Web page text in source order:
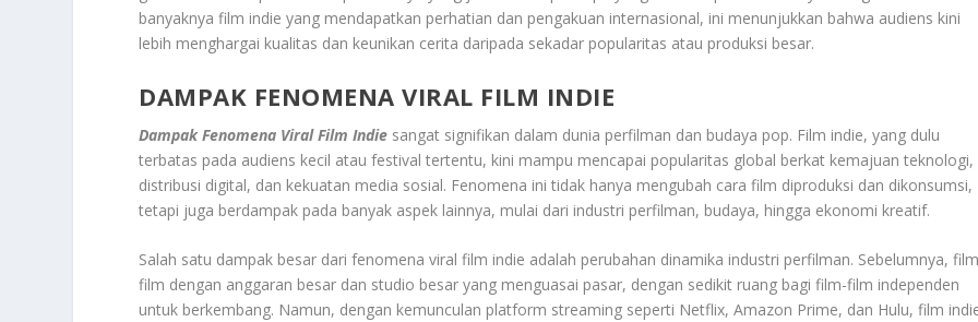
banyaknya film indie yang mendapatkan perhatian dan pengakuan internasional, ini menunjukkan bahwa audiens kini
lebih menghargai kualitas dan keunikan cerita daripada sekadar popularitas atau produksi besar.
DAMPAK FENOMENA VIRAL FILM INDIE
Dampak Fenomena Viral Film Indie sangat signifikan dalam dunia perfilman dan budaya pop. Film indie, yang dulu
terbatas pada audiens kecil atau festival tertentu, kini mampu mencapai popularitas global berkat kemajuan teknologi,
distribusi digital, dan kekuatan media sosial. Fenomena ini tidak hanya mengubah cara film diproduksi dan dikonsumsi,
tetapi juga berdampak pada banyak aspek lainnya, mulai dari industri perfilman, budaya, hingga ekonomi kreatif.
Salah satu dampak besar dari fenomena viral film indie adalah perubahan dinamika industri perfilman. Sebelumnya,
film dengan anggaran besar dan studio besar yang menguasai pasar, dengan sedikit ruang bagi film-film independen
untuk berkembang. Namun, dengan kemunculan platform streaming seperti Netflix, Amazon Prime, dan Hulu, film